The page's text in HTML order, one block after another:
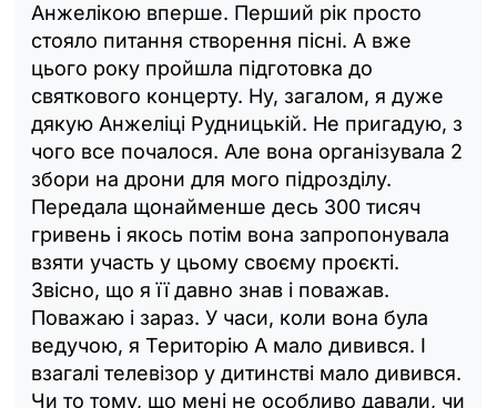
Анжелікою вперше. Перший рік просто
стояло питання створення пісні. А вже
цього року пройшла підготовка до
святкового концерту. Ну, загалом, я дуже
дякую Анжеліці Рудницькій. Не пригадую, з
чого все почалося. Але вона організувала 2
збори на дрони для мого підрозділу.
Передала щонайменше десь 300 тисяч
гривень і якось потім вона запропонувала
взяти участь у цьому своєму проєкті.
Звісно, що я її давно знав і поважав.
Поважаю і зараз. У часи, коли вона була
ведучою, я Територію А мало дивився. І
взагалі телевізор у дитинстві мало дивився.
Чи то тому, що мені не особливо давали, чи